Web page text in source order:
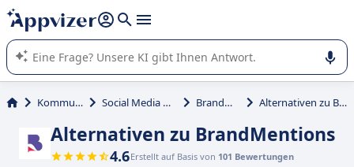
beantworten (mehrere Zeilen mit
Die KI von Appvizer führt Sie bei der Nutzung oder Auswahl
von SaaS-Software in Unternehmen.
Kommunikation Social Media Management BrandMentions Alternativen zu BrandMentions
Alternativen zu BrandMentions
4.6Erstellt auf Basis von 101 Bewertungen